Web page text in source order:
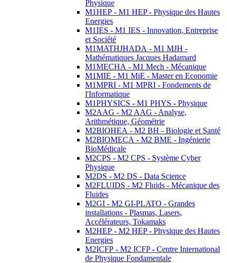
Physique
M1HEP - M1 HEP - Physique des Hautes
Energies
M1IES - M1 IES - Innovation, Entreprise
et Société
M1MATHJHADA - M1 MJH -
Mathématiques Jacques Hadamard
M1MECHA - M1 Mech - Mécanique
M1MIE - M1 MiE - Master en Economie
M1MPRI - M1 MPRI - Fondements de
l'Informatique
M1PHYSICS - M1 PHYS - Physique
M2AAG - M2 AAG - Analyse,
Arithmétique, Géométrie
M2BIOHEA - M2 BH - Biologie et Santé
M2BIOMECA - M2 BME - Ingénierie
BioMédicale
M2CPS - M2 CPS - Système Cyber
Physique
M2DS - M2 DS - Data Science
M2FLUIDS - M2 Fluids - Mécanique des
Fluides
M2GI - M2 GI-PLATO - Grandes
installations - Plasmas, Lasers,
Accélérateurs, Tokamaks
M2HEP - M2 HEP - Physique des Hautes
Energies
M2ICFP - M2 ICFP - Centre International
de Physique Fondamentale